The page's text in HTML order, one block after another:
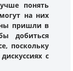
понять
на них
пришли в
добиться
поскольку
с